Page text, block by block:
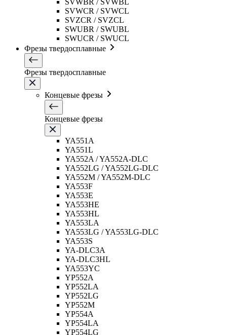
SVWBR / SVWBL
SVWCR / SVWCL
SVZCR / SVZCL
SWUBR / SWUBL
SWUCR / SWUCL
Фрезы твердосплавные
Фрезы твердосплавные
Концевые фрезы
Концевые фрезы
YA551A
YA551L
YA552A / YA552A-DLC
YA552LG / YA552LG-DLC
YA552M / YA552M-DLC
YA553F
YA553E
YA553HE
YA553HL
YA553LA
YA553LG / YA553LG-DLC
YA553S
YA-DLC3A
YA-DLC3HL
YA553YC
YP552A
YP552LA
YP552LG
YP552M
YP554A
YP554LA
YP554LG